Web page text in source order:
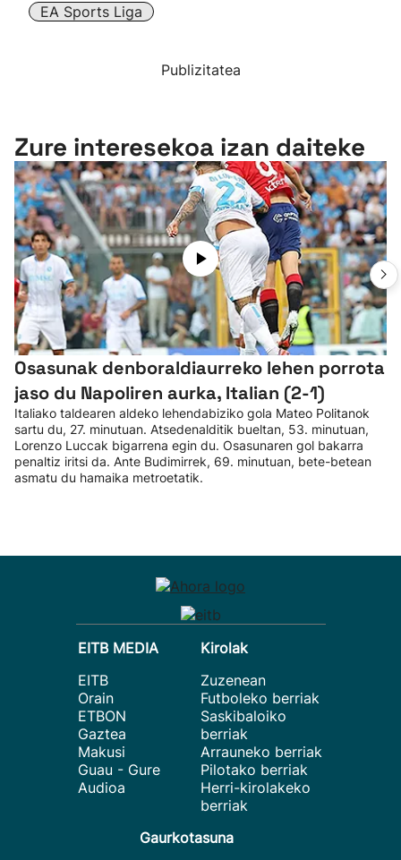
EA Sports Liga
Publizitatea
Zure interesekoa izan daiteke
Osasunak denboraldiaurreko lehen porrota
jaso du Napoliren aurka, Italian (2-1)
Italiako taldearen aldeko lehendabiziko gola Mateo Politanok
sartu du, 27. minutuan. Atsedenalditik bueltan, 53. minutuan,
Lorenzo Luccak bigarrena egin du. Osasunaren gol bakarra
penaltiz iritsi da. Ante Budimirrek, 69. minutuan, bete-betean
asmatu du hamaika metroetatik.
EITB MEDIA
EITB
Orain
ETBON
Gaztea
Makusi
Guau - Gure
Audioa
Kirolak
Zuzenean
Futboleko berriak
Saskibaloiko
berriak
Arrauneko berriak
Pilotako berriak
Herri-kirolakeko
berriak
Gaurkotasuna